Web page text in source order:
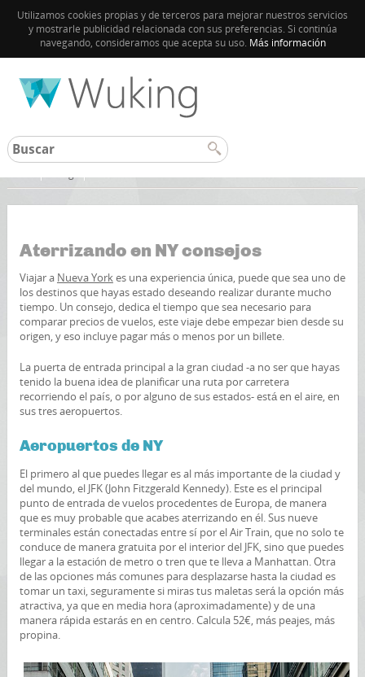
Utilizamos cookies propias y de terceros para mejorar nuestros servicios
y mostrarle publicidad relacionada con sus preferencias. Si continúa
navegando, consideramos que acepta su uso. Más información
Aterrizando en NY consejos
Viajar a Nueva Yorkes una experiencia única, puede que sea uno de
los destinos que hayas estado deseando realizar durante mucho
tiempo. Un consejo, dedica el tiempo que sea necesario para
comparar precios de vuelos, este viaje debe empezar bien desde su
origen, y eso incluye pagar más o menos por un billete.
La puerta de entrada principal a la gran ciudad -a no ser que hayas
tenido la buena idea de planificar una ruta por carretera
recorriendo el país, o por alguno de sus estados- está en el aire, en
sus tres aeropuertos.
Aeropuertos de NY
El primero al que puedes llegar es al más importante de la ciudad y
del mundo, el JFK (John Fitzgerald Kennedy). Este es el principal
punto de entrada de vuelos procedentes de Europa, de manera
que es muy probable que acabes aterrizando en él. Sus nueve
terminales están conectadas entre sí por el Air Train, que no solo te
conduce de manera gratuita por el interior del JFK, sino que puedes
llegar a la estación de metro o tren que te lleva a Manhattan. Otra
de las opciones más comunes para desplazarse hasta la ciudad es
tomar un taxi, seguramente si miras tus maletas será la opción más
atractiva, ya que en media hora (aproximadamente) y de una
manera rápida estarás en en centro. Calcula 52€, más peajes, más
propina.